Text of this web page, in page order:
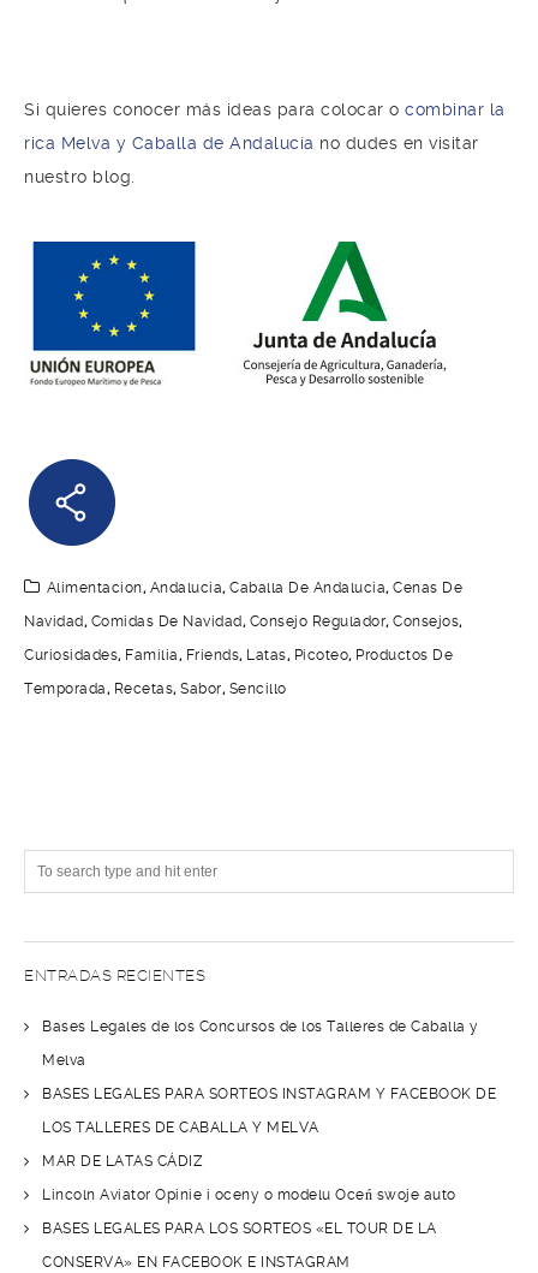
Si quieres conocer más ideas para colocar o combinar la
rica Melva y Caballa de Andalucía no dudes en visitar
nuestro blog.
Alimentacion, Andalucia, Caballa De Andalucia, Cenas De
Navidad, Comidas De Navidad, Consejo Regulador, Consejos,
Curiosidades, Familia, Friends, Latas, Picoteo, Productos De
Temporada, Recetas, Sabor, Sencillo
ENTRADAS RECIENTES
Bases Legales de los Concursos de los Talleres de Caballa y
Melva
BASES LEGALES PARA SORTEOS INSTAGRAM Y FACEBOOK DE
LOS TALLERES DE CABALLA Y MELVA
MAR DE LATAS CÁDIZ
Lincoln Aviator Opinie i oceny o modelu Oceń swoje auto
BASES LEGALES PARA LOS SORTEOS «EL TOUR DE LA
CONSERVA» EN FACEBOOK E INSTAGRAM